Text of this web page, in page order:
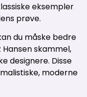
eksempler
prøve.
du måske bedre
skammel,
designere. Disse
moderne